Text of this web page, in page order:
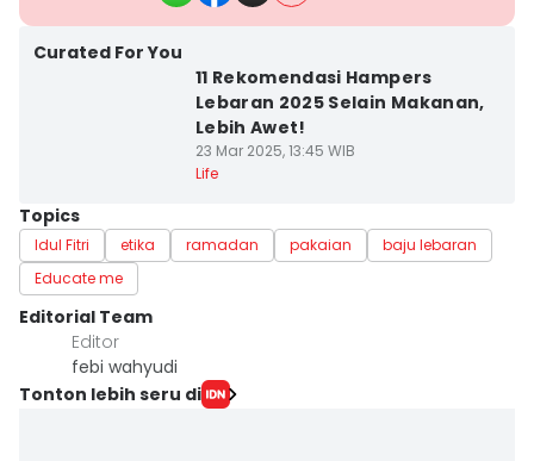
Curated For You
11 Rekomendasi Hampers
Lebaran 2025 Selain Makanan,
Lebih Awet!
23 Mar 2025, 13:45 WIB
Life
Topics
Idul Fitri etika ramadan pakaian
baju lebaran
Educate me
Editorial Team
Editor
febi wahyudi
Tonton lebih seru di